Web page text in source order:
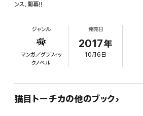
ンス、開幕!!
ジャンル
マンガ／グラフィッ
クノベル
発売日
2017年
10月6日
猫目トーチカの他のブック